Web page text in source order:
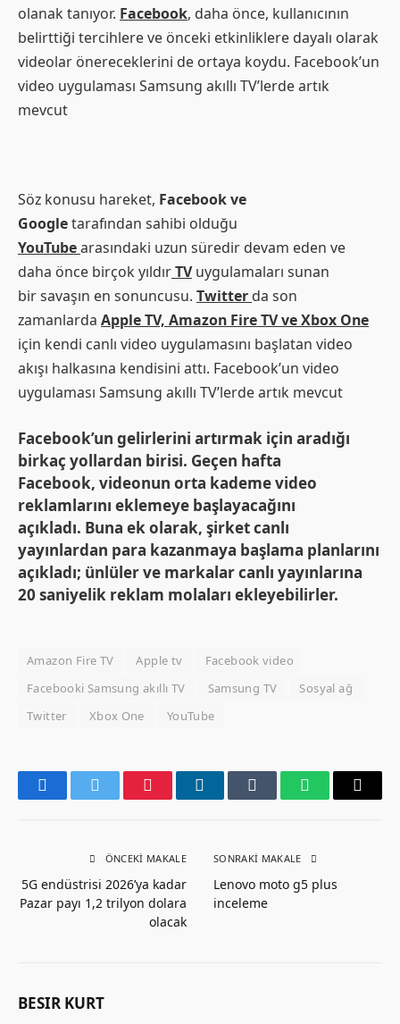
olanak tanıyor. Facebook, daha önce, kullanıcının
belirttiği tercihlere ve önceki etkinliklere dayalı olarak
videolar önereceklerini de ortaya koydu. Facebook’un
video uygulaması Samsung akıllı TV’lerde artık
mevcut
Söz konusu hareket, Facebook ve
Googletarafından sahibi olduğu
YouTubearasındaki uzun süredir devam eden ve
daha önce birçok yıldırTVuygulamaları sunan
bir savaşın en sonuncusu. Twitter da son
zamanlarda Apple TV, Amazon Fire TV ve Xbox One
için kendi canlı video uygulamasını başlatan video
akışı halkasına kendisini attı. Facebook’un video
uygulaması Samsung akıllı TV’lerde artık mevcut
Facebook’un gelirlerini artırmak için aradığı
birkaç yollardan birisi. Geçen hafta
Facebook, videonun orta kademe video
reklamlarını eklemeye başlayacağını
açıkladı. Buna ek olarak, şirket canlı
yayınlardan para kazanmaya başlama planlarını
açıkladı; ünlüler ve markalar canlı yayınlarına
20 saniyelik reklam molaları ekleyebilirler.
Amazon Fire TV Apple tv
Facebook video
Facebooki Samsung akıllı TV
Samsung TV
Sosyal ağ
Twitter
Xbox One YouTube
FacebookTwitter PinterestLinkedInTumblr WhatsAppEmail
ÖNCEKI MAKALE
5G endüstrisi 2026’ya kadar
Pazar payı 1,2 trilyon dolara
olacak
SONRAKI MAKALE
Lenovo moto g5 plus
inceleme
BESIR KURT